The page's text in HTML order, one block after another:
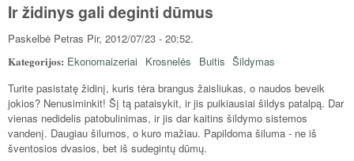
Ir židinys gali deginti dūmus
Paskelbė Petras Pir, 2012/07/23 - 20:52.
Kategorijos: Ekonomaizeriai Krosnelės Buitis Šildymas
Turite pasistatę židinį, kuris tėra brangus žaisliukas, o naudos beveik
jokios? Nenusiminkit! Šį tą pataisykit, ir jis puikiausiai šildys patalpą. Dar
vienas nedidelis patobulinimas, ir jis dar kaitins šildymo sistemos
vandenį. Daugiau šilumos, o kuro mažiau. Papildoma šiluma - ne iš
šventosios dvasios, bet iš sudegintų dūmų.